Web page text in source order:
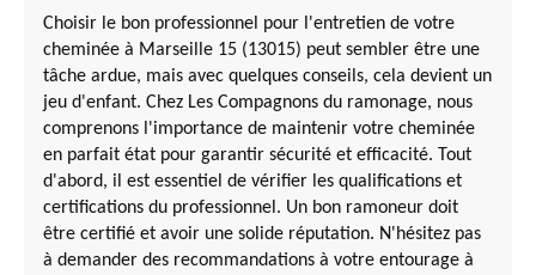
Choisir le bon professionnel pour l'entretien de votre
cheminée à Marseille 15 (13015) peut sembler être une
tâche ardue, mais avec quelques conseils, cela devient un
jeu d'enfant. Chez Les Compagnons du ramonage, nous
comprenons l'importance de maintenir votre cheminée
en parfait état pour garantir sécurité et efficacité. Tout
d'abord, il est essentiel de vérifier les qualifications et
certifications du professionnel. Un bon ramoneur doit
être certifié et avoir une solide réputation. N'hésitez pas
à demander des recommandations à votre entourage à